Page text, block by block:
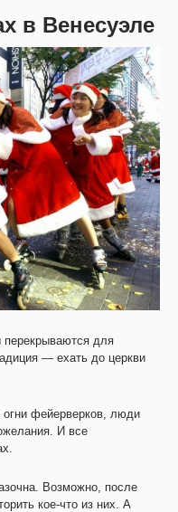
в Венесуэле
перекрываются для
— ехать до церкви
огни фейерверков, люди
И все
Возможно, после
кое-что из них. А